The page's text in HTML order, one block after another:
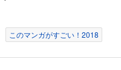
このマンガがすごい！2018